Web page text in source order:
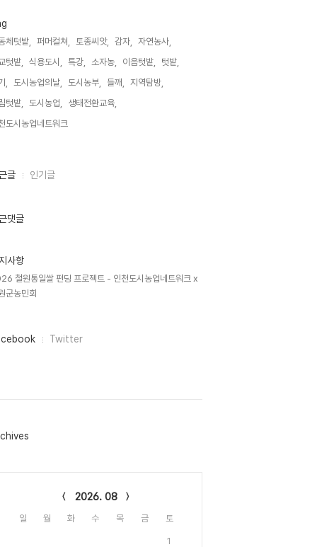
체텃밭, 퍼머컬쳐, 토종씨앗, 감자,
자연농사,
텃밭,
식용도시, 특강, 소자농, 이음텃밭,
텃밭,
,
도시농업의날, 도시농부, 들깨,
지역탐방,
텃밭,
도시농업,
생태전환교육,
도시농업네트워크,
글 인기글
댓글
사항
철원통일쌀 펀딩 프로젝트 - 인천도시농업네트워크 x
군농민회
Twitter
2026. 08
일 월 화 수 목 금 토
1